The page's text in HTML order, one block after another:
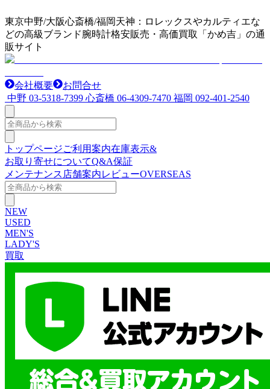
東京中野/大阪心斎橋/福岡天神：ロレックスやカルティエな
どの高級ブランド腕時計格安販売・高価買取「かめ吉」の通
販サイト
会社概要
お問合せ
中野 03-5318-7399 心斎橋 06-4309-7470 福岡 092-401-2540
トップページご利用案内在庫表示&
お取り寄せについてQ&A保証
メンテナンス 店舗案内レビューOVERSEAS
NEW
USED
MEN'S
LADY'S
買取